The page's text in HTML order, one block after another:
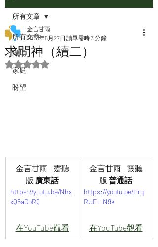
所有文章
職場
家庭
盼望
所有文章
求問神（續二）
金言甘雨
2024年5月27日 讀畢需時 3 分鐘
評等為 NaN（最高為 5 顆星）。
金言甘雨 - 靈聽
版 廣東話
https://youtu.be/Nhx
xQ6aGoRQ
在YouTube觀看
金言甘雨 - 靈聽
版 普通話
https://youtu.be/Hrq
RUF-_N9k
在YouTube觀看